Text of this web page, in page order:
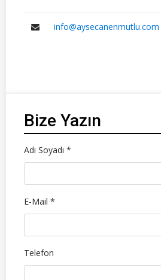
info@aysecanenmutlu.com
Bize Yazın
Adı Soyadı *
E-Mail *
Telefon